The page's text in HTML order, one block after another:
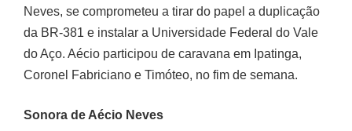
comprometeu a tirar do papel a duplicação da BR-381 e
instalar a Universidade Federal do Vale do Aço. Aécio
participou de caravana em Ipatinga, Coronel Fabriciano
e Timóteo, no fim de semana.
Sonora de Aécio Neves